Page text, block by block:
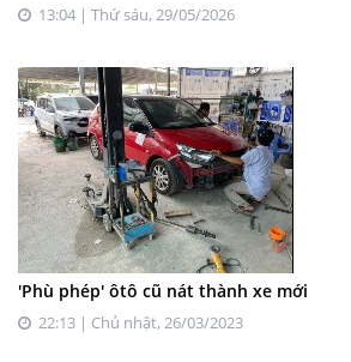
13:04 | Thứ sáu, 29/05/2026
'Phù phép' ôtô cũ nát thành xe mới
22:13 | Chủ nhật, 26/03/2023